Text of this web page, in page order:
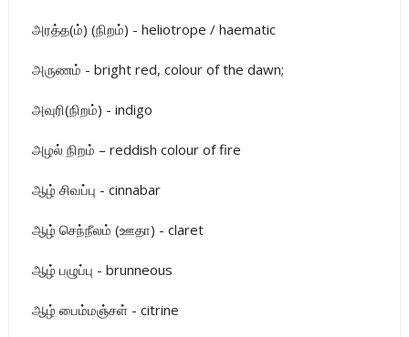
அரத்த(ம்) (நிறம்) - heliotrope / haematic
அருணம் - bright red, colour of the dawn;
அவுரி(நிறம்) - indigo
அழல் நிறம் – reddish colour of fire
ஆழ் சிவப்பு - cinnabar
ஆழ் செந்நீலம் (ஊதா) - claret
ஆழ் பழுப்பு - brunneous
ஆழ் பைம்மஞ்சள் - citrine